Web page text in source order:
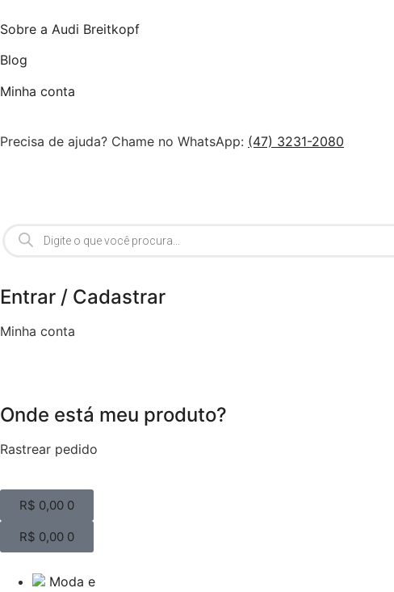
Sobre a Audi Breitkopf
Blog
Minha conta
Precisa de ajuda? Chame no WhatsApp: (47) 3231-2080
Entrar / Cadastrar
Minha conta
Onde está meu produto?
Rastrear pedido
R$ 0,00 0
R$ 0,00 0
Moda e